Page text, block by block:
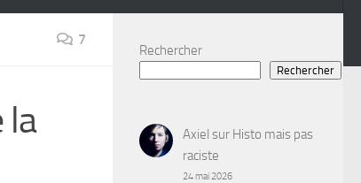
7
la
Rechercher
Rechercher
Axiel sur Histo mais pas
raciste
24 mai 2026